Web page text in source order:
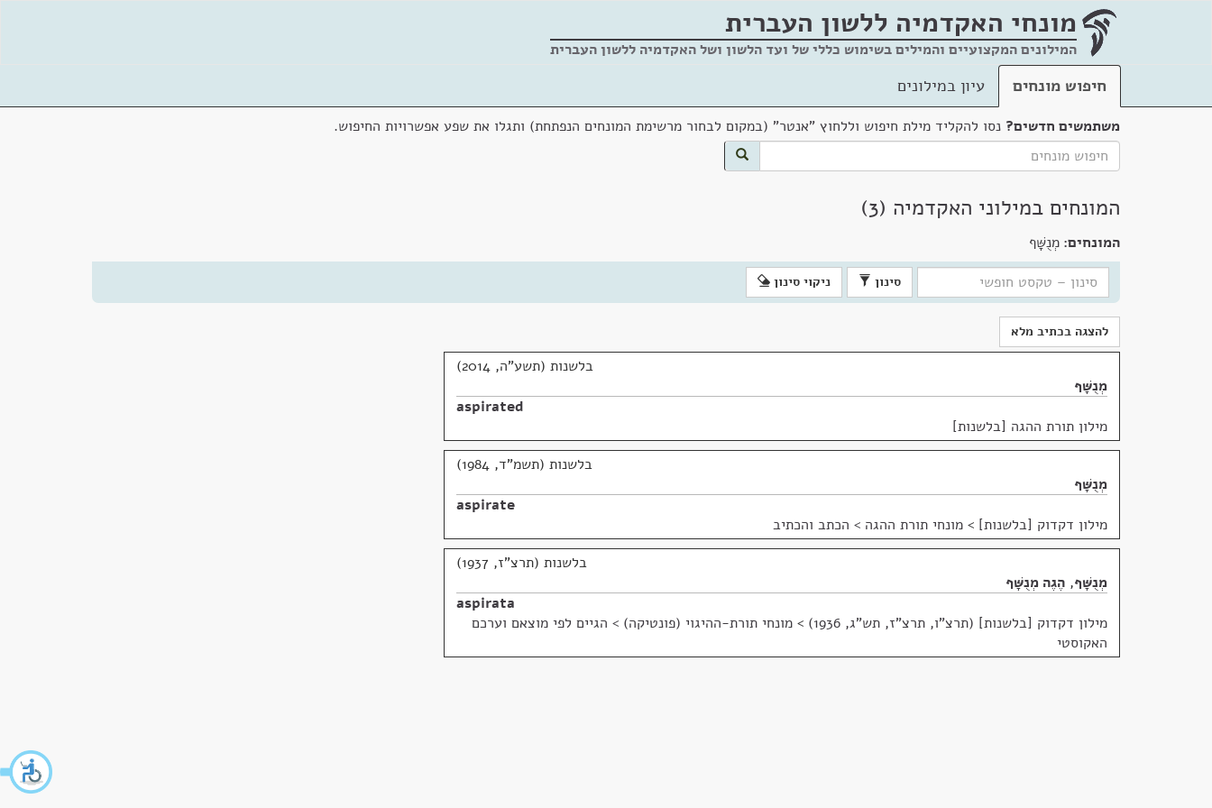
מונחי האקדמיה ללשון העברית
המילונים המקצועיים והמילים בשימוש כללי של ועד הלשון ושל האקדמיה ללשון העברית
חיפוש מונחים עיון במילונים
משתמשים חדשים? נסו להקליד מילת חיפוש וללחוץ "אנטר" (במקום לבחור מרשימת המונחים הנפתחת) ותגלו את שפע אפשרויות החיפוש.
המונחים במילוני האקדמיה (3)
המונחים: מְנֻשָּׁף
סינון ניקוי סינון
להצגה בכתיב מלא
בלשנות (תשע"ה, 2014)
מְנֻשָּׁף
aspirated
מילון תורת ההגה [בלשנות]
בלשנות (תשמ"ד, 1984)
מְנֻשָּׁף
aspirate
מילון דקדוק [בלשנות] > מונחי תורת ההגה > הכתב והכתיב
בלשנות (תרצ"ז, 1937)
מְנֻשָּׁף, הֶגֶה מְנֻשָּׁף
aspirata
מילון דקדוק [בלשנות] (תרצ"ו, תרצ"ז, תש"ג, 1936)
> מונחי תורת-ההיגוי (פונטיקה) > הגיים לפי מוצאם וערכם
האקוסטי